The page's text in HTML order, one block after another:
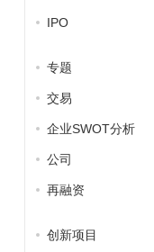
IPO
专题
交易
企业SWOT分析
公司
再融资
创新项目